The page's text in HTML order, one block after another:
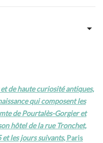
de haute curiosité antiques,
qui composent les
de Pourtalès-Gorgier et
hôtel de la rue Tronchet,
les jours suivants, Paris